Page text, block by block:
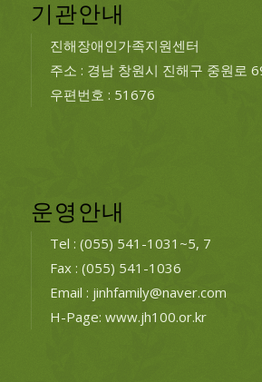
기관안내
진해장애인가족지원센터
주소 : 경남 창원시 진해구 중원로
우편번호 : 51676
운영안내
Tel : (055) 541-1031~5, 7
Fax : (055) 541-1036
Email : jinhfamily@naver.com
H-Page: www.jh100.or.kr